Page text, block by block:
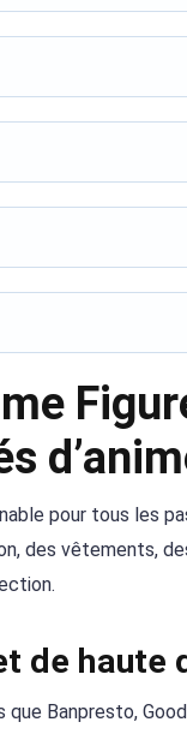
pour tous les
des vêtements,
de haute
Banpresto,